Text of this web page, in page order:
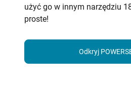
użyć go w innym narzędziu
proste!
Odkryj